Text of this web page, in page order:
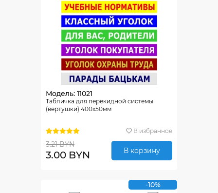
Модель: 11021
Табличка для перекидной системы
(вертушки) 400х50мм
В избранное
3.21 BYN
3.00 BYN В корзину
-10%